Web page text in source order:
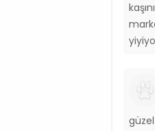
güzel